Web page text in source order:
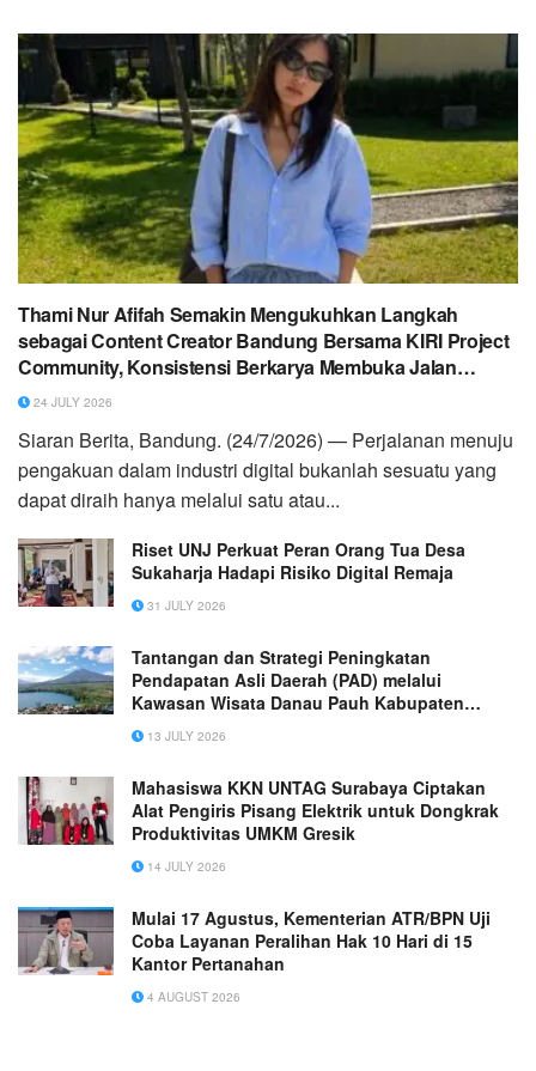
Thami Nur Afifah Semakin Mengukuhkan Langkah
sebagai Content Creator Bandung Bersama KIRI Project
Community, Konsistensi Berkarya Membuka Jalan
Menuju Kepercayaan Berbagai Brand Nasional
24 JULY 2026
Siaran Berita, Bandung. (24/7/2026) — Perjalanan menuju
pengakuan dalam industri digital bukanlah sesuatu yang
dapat diraih hanya melalui satu atau...
Riset UNJ Perkuat Peran Orang Tua Desa
Sukaharja Hadapi Risiko Digital Remaja
31 JULY 2026
Tantangan dan Strategi Peningkatan
Pendapatan Asli Daerah (PAD) melalui
Kawasan Wisata Danau Pauh Kabupaten
Merangin
13 JULY 2026
Mahasiswa KKN UNTAG Surabaya Ciptakan
Alat Pengiris Pisang Elektrik untuk Dongkrak
Produktivitas UMKM Gresik
14 JULY 2026
Mulai 17 Agustus, Kementerian ATR/BPN Uji
Coba Layanan Peralihan Hak 10 Hari di 15
Kantor Pertanahan
4 AUGUST 2026